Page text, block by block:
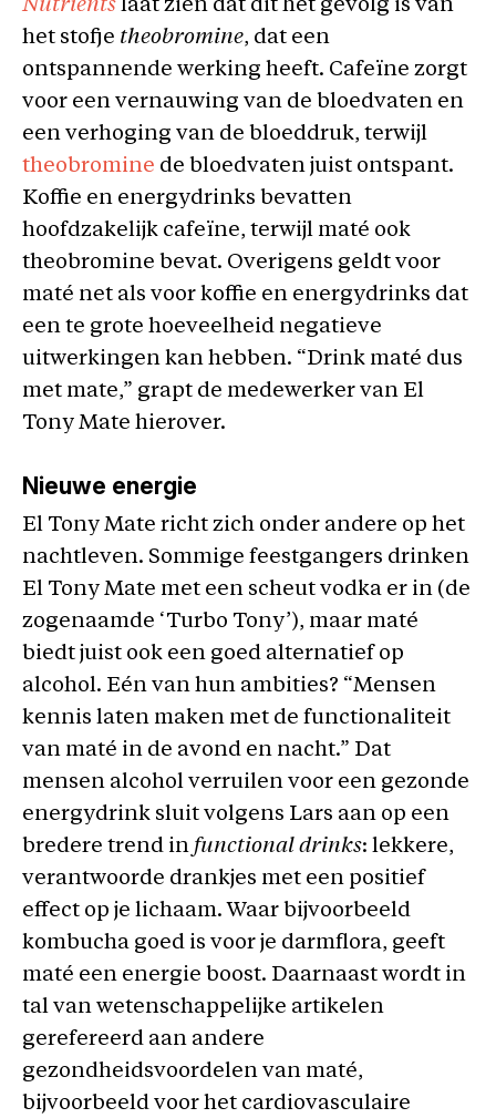
Nutrients laat zien dat dit het gevolg is van
het stofje theobromine, dat een
ontspannende werking heeft. Cafeïne zorgt
voor een vernauwing van de bloedvaten en
een verhoging van de bloeddruk, terwijl
theobromine de bloedvaten juist ontspant.
Koffie en energydrinks bevatten
hoofdzakelijk cafeïne, terwijl maté ook
theobromine bevat. Overigens geldt voor
maté net als voor koffie en energydrinks dat
een te grote hoeveelheid negatieve
uitwerkingen kan hebben. “Drink maté dus
met mate,” grapt de medewerker van El
Tony Mate hierover.
Nieuwe energie
El Tony Mate richt zich onder andere op het
nachtleven. Sommige feestgangers drinken
El Tony Mate met een scheut vodka er in (de
zogenaamde ‘Turbo Tony’), maar maté
biedt juist ook een goed alternatief op
alcohol. Eén van hun ambities? “Mensen
kennis laten maken met de functionaliteit
van maté in de avond en nacht.” Dat
mensen alcohol verruilen voor een gezonde
energydrink sluit volgens Lars aan op een
bredere trend in functional drinks: lekkere,
verantwoorde drankjes met een positief
effect op je lichaam. Waar bijvoorbeeld
kombucha goed is voor je darmflora, geeft
maté een energie boost. Daarnaast wordt in
tal van wetenschappelijke artikelen
gerefereerd aan andere
gezondheidsvoordelen van maté,
bijvoorbeeld voor het cardiovasculaire